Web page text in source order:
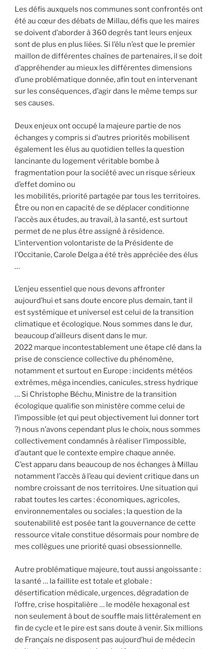
Les défis auxquels nos communes sont confrontés ont
été au cœur des débats de Millau, défis que les maires
se doivent d’aborder à 360 degrés tant leurs enjeux
sont de plus en plus liées. Si l’élu n’est que le premier
maillon de différentes chaînes de partenaires, il se doit
d’appréhender au mieux les différentes dimensions
d’une problématique donnée, afin tout en intervenant
sur les conséquences, d’agir dans le même temps sur
ses causes.
Deux enjeux ont occupé la majeure partie de nos
échanges y compris si d’autres priorités mobilisent
également les élus au quotidien telles la question
lancinante du logement véritable bombe à
fragmentation pour la société avec un risque sérieux
d’effet domino ou
les mobilités, priorité partagée par tous les territoires.
Être ou non en capacité de se déplacer conditionne
l’accès aux études, au travail, à la santé, est surtout
permet de ne plus être assigné à résidence.
L’intervention volontariste de la Présidente de
l’Occitanie, Carole Delga a été très appréciée des élus
…
L’enjeu essentiel que nous devons affronter
aujourd’hui et sans doute encore plus demain, tant il
est systémique et universel est celui de la transition
climatique et écologique. Nous sommes dans le dur,
beaucoup d’ailleurs disent dans le mur.
2022 marque incontestablement une étape clé dans la
prise de conscience collective du phénomène,
notamment et surtout en Europe : incidents météos
extrêmes, méga incendies, canicules, stress hydrique
… Si Christophe Béchu, Ministre de la transition
écologique qualifie son ministère comme celui de
l’impossible (et qui peut objectivement lui donner tort
?) nous n’avons cependant plus le choix, nous sommes
collectivement condamnés à réaliser l’impossible,
d’autant que le contexte empire chaque année.
C’est apparu dans beaucoup de nos échanges à Millau
notamment l’accès à l’eau qui devient critique dans un
nombre croissant de nos territoires. Une situation qui
rabat toutes les cartes : économiques, agricoles,
environnementales ou sociales ; la question de la
soutenabilité est posée tant la gouvernance de cette
ressource vitale constitue désormais pour nombre de
mes collègues une priorité quasi obsessionnelle.
Autre problématique majeure, tout aussi angoissante :
la santé … la faillite est totale et globale :
désertification médicale, urgences, dégradation de
l’offre, crise hospitalière … le modèle hexagonal est
non seulement à bout de souffle mais littéralement en
fin de cycle et le pire est sans doute à venir. Six millions
de Français ne disposent pas aujourd’hui de médecin